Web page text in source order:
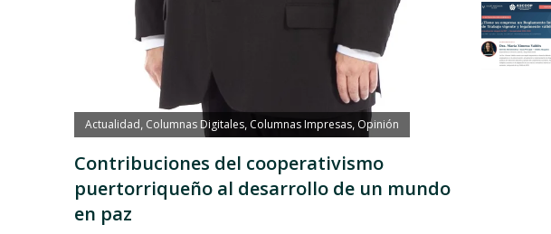
Actualidad Columnas Digitales, Columnas Impresas, Opinión
Contribuciones del cooperativismo
puertorriqueño al desarrollo de un mundo
en paz